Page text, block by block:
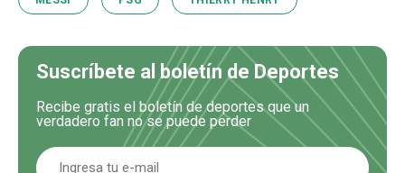
Suscríbete al boletín de Deportes
Recibe gratis el boletín de deportes que un
verdadero fan no se puede perder